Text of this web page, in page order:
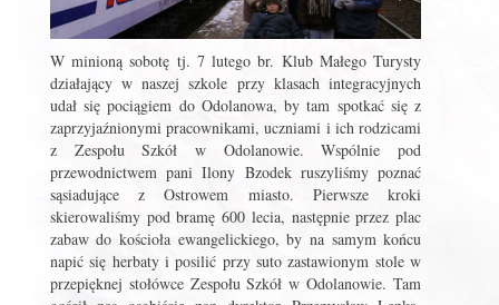
W minioną sobotę tj. 7 lutego br. Klub Małego Turysty
działający w naszej szkole przy klasach integracyjnych
udał się pociągiem do Odolanowa, by tam spotkać się z
zaprzyjaźnionymi pracownikami, uczniami i ich rodzicami
z Zespołu Szkół w Odolanowie. Wspólnie pod
przewodnictwem pani Ilony Bzodek ruszyliśmy poznać
sąsiadujące z Ostrowem miasto. Pierwsze kroki
skierowaliśmy pod bramę 600 lecia, następnie przez plac
zabaw do kościoła ewangelickiego, by na samym końcu
napić się herbaty i posilić przy suto zastawionym stole w
przepięknej stołówce Zespołu Szkół w Odolanowie. Tam